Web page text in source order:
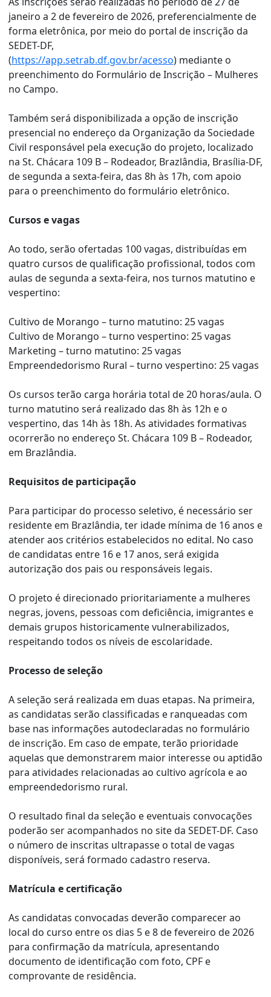
janeiro a 2 de fevereiro de 2026, preferencialmente de
forma eletrônica, por meio do portal de inscrição da
SEDET-DF,
(https://app.setrab.df.gov.br/acesso) mediante o
preenchimento do Formulário de Inscrição – Mulheres
no Campo.
Também será disponibilizada a opção de inscrição
presencial no endereço da Organização da Sociedade
Civil responsável pela execução do projeto, localizado
na St. Chácara 109 B – Rodeador, Brazlândia, Brasília-DF,
de segunda a sexta-feira, das 8h às 17h, com apoio
para o preenchimento do formulário eletrônico.
Cursos e vagas
Ao todo, serão ofertadas 100 vagas, distribuídas em
quatro cursos de qualificação profissional, todos com
aulas de segunda a sexta-feira, nos turnos matutino e
vespertino:
Cultivo de Morango – turno matutino: 25 vagas
Cultivo de Morango – turno vespertino: 25 vagas
Marketing – turno matutino: 25 vagas
Empreendedorismo Rural – turno vespertino: 25 vagas
Os cursos terão carga horária total de 20 horas/aula. O
turno matutino será realizado das 8h às 12h e o
vespertino, das 14h às 18h. As atividades formativas
ocorrerão no endereço St. Chácara 109 B – Rodeador,
em Brazlândia.
Requisitos de participação
Para participar do processo seletivo, é necessário ser
residente em Brazlândia, ter idade mínima de 16 anos e
atender aos critérios estabelecidos no edital. No caso
de candidatas entre 16 e 17 anos, será exigida
autorização dos pais ou responsáveis legais.
O projeto é direcionado prioritariamente a mulheres
negras, jovens, pessoas com deficiência, imigrantes e
demais grupos historicamente vulnerabilizados,
respeitando todos os níveis de escolaridade.
Processo de seleção
A seleção será realizada em duas etapas. Na primeira,
as candidatas serão classificadas e ranqueadas com
base nas informações autodeclaradas no formulário
de inscrição. Em caso de empate, terão prioridade
aquelas que demonstrarem maior interesse ou aptidão
para atividades relacionadas ao cultivo agrícola e ao
empreendedorismo rural.
O resultado final da seleção e eventuais convocações
poderão ser acompanhados no site da SEDET-DF. Caso
o número de inscritas ultrapasse o total de vagas
disponíveis, será formado cadastro reserva.
Matrícula e certificação
As candidatas convocadas deverão comparecer ao
local do curso entre os dias 5 e 8 de fevereiro de 2026
para confirmação da matrícula, apresentando
documento de identificação com foto, CPF e
comprovante de residência.